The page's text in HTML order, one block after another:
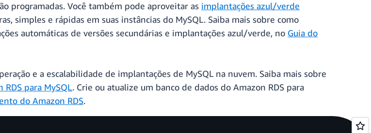
programadas. Você também pode aproveitar as implantações azul/verde
simples e rápidas em suas instâncias do MySQL. Saiba mais sobre como
automáticas de versões secundárias e implantações azul/verde, no Guia do
e a escalabilidade de implantações de MySQL na nuvem. Saiba mais sobre
RDS para MySQL. Crie ou atualize um banco de dados do Amazon RDS para
do Amazon RDS.